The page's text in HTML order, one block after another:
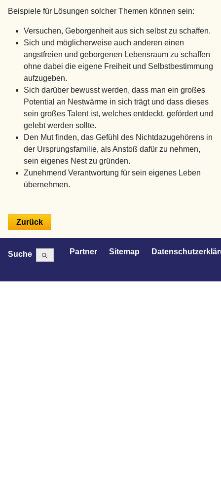
Beispiele für Lösungen solcher Themen können sein:
Versuchen, Geborgenheit aus sich selbst zu schaffen.
Sich und möglicherweise auch anderen einen
angstfreien und geborgenen Lebensraum zu schaffen
ohne dabei die eigene Freiheit und Selbstbestimmung
aufzugeben.
Sich darüber bewusst werden, dass man ein großes
Potential an Nestwärme in sich trägt und dass dieses
sein großes Talent ist, welches entdeckt, gefördert und
gelebt werden sollte.
Den Mut finden, das Gefühl des Nichtdazugehörens in
der Ursprungsfamilie, als Anstoß dafür zu nehmen,
sein eigenes Nest zu gründen.
Zunehmend Verantwortung für sein eigenes Leben
übernehmen.
Suche Search
for:
Search Button Partner Sitemap